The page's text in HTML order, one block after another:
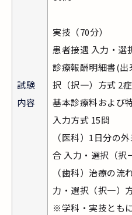
試験
内容
実技（70分）
患者接遇 入力・選
診療報酬明細書(出
択（択一）方式 2
基本診療料および
入力方式 15問
（医科）1日分の
合 入力・選択（択
（歯科）治療の流
力・選択（択一）
※学科・実技とも